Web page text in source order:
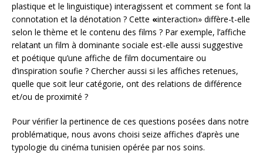
plastique et le linguistique) interagissent et comment se font la
connotation et la dénotation ? Cette «interaction» diffère-t-elle
selon le thème et le contenu des films ? Par exemple, l’affiche
relatant un film à dominante sociale est-elle aussi suggestive
et poétique qu’une affiche de film documentaire ou
d’inspiration soufie ? Chercher aussi si les affiches retenues,
quelle que soit leur catégorie, ont des relations de différence
et/ou de proximité ?
Pour vérifier la pertinence de ces questions posées dans notre
problématique, nous avons choisi seize affiches d’après une
typologie du cinéma tunisien opérée par nos soins.